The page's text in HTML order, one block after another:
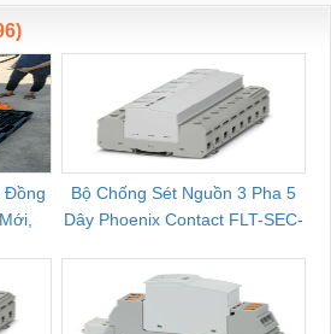
CHUA CHAY
Đồng
Bộ Chống Sét Nguồn 3 Pha 5
Dây Phoenix Contact FLT-SEC-